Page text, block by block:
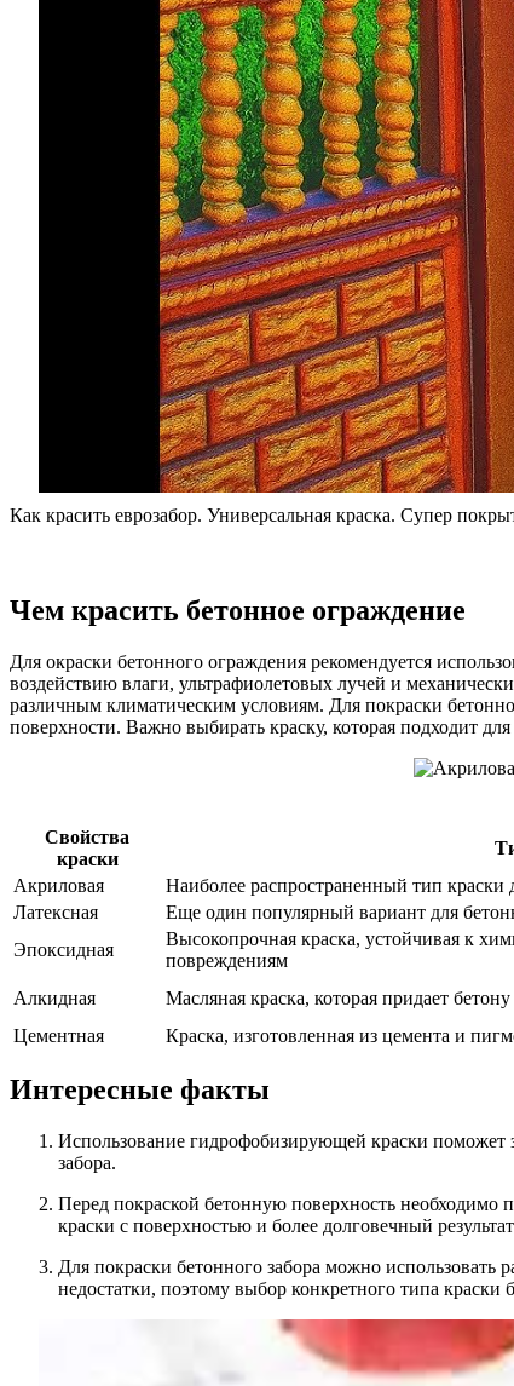
Как красить еврозабор. Универсальная краска. Супер
Чем красить бетонное ограждение
Для окраски бетонного ограждения рекомендуется
воздействию влаги, ультрафиолетовых лучей и
различным климатическим условиям. Для покраски
поверхности. Важно выбирать краску, которая подходит
Свойства
краски
Акриловая
Наиболее распространенный тип краски
Латексная
Еще один популярный вариант для
Эпоксидная
Высокопрочная краска, устойчивая к
повреждениям
Алкидная Масляная краска, которая придает
Цементная
Краска, изготовленная из цемента и
Интересные факты
Использование гидрофобизирующей краски поможет
забора.
Перед покраской бетонную поверхность необходимо
краски с поверхностью и более долговечный
Для покраски бетонного забора можно
недостатки, поэтому выбор конкретного типа краски